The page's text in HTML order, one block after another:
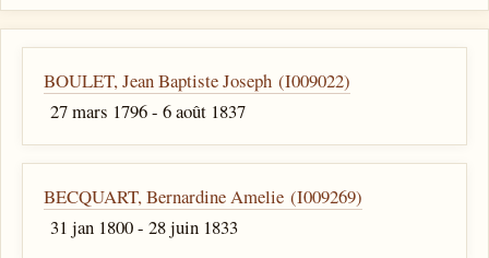
BOULET, Jean Baptiste Joseph (I009022)
27 mars 1796 - 6 août 1837
BECQUART, Bernardine Amelie (I009269)
31 jan 1800 - 28 juin 1833